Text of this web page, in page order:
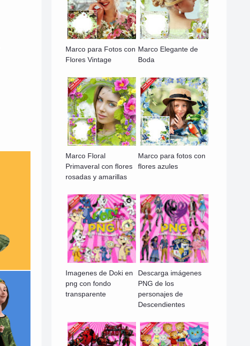
Marco para Fotos con
Flores Vintage
Marco Elegante de
Boda
Marco Floral
Primaveral con flores
rosadas y amarillas
Marco para fotos con
flores azules
Imagenes de Doki en
png con fondo
transparente
Descarga imágenes
PNG de los
personajes de
Descendientes